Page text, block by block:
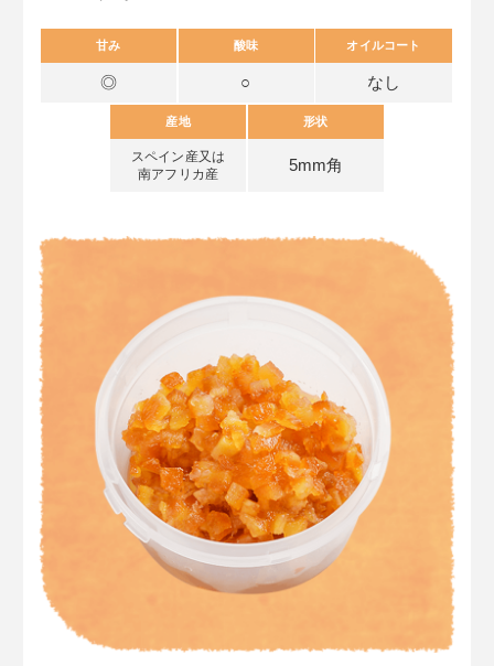
甘み
◎
酸味
○
オイルコート
なし
産地
スペイン産又は
南アフリカ産
形状
5mm角